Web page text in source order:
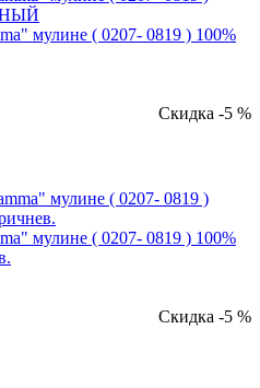
мулине ( 0207- 0819 ) 100%
Скидка -5 %
мулине ( 0207- 0819 ) 100%
Скидка -5 %